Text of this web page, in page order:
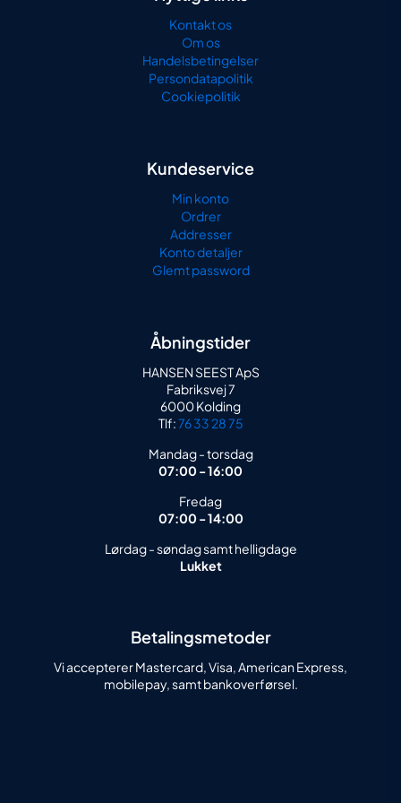
Kontakt os
Om os
Handelsbetingelser
Persondatapolitik
Cookiepolitik
Kundeservice
Min konto
Ordrer
Addresser
Konto detaljer
Glemt password
Åbningstider
HANSEN SEEST ApS
Fabriksvej 7
6000 Kolding
Tlf:76 33 28 75
Mandag - torsdag
07:00 - 16:00
Fredag
07:00 - 14:00
Lørdag - søndag samt helligdage
Lukket
Betalingsmetoder
Vi accepterer Mastercard, Visa, American Express,
mobilepay, samt bankoverførsel.